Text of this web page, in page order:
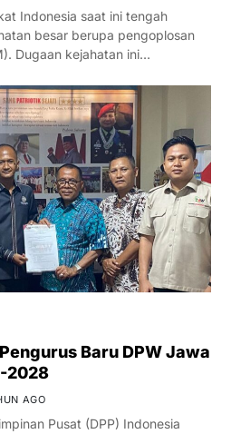
Indonesia saat ini tengah
besar berupa pengoplosan
Dugaan kejahatan ini…
Baru DPW Jawa
2028
AGO
Pusat (DPP) Indonesia